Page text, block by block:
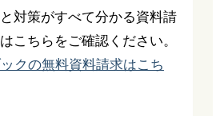
対策がすべて分かる資料請
こちらをご確認ください。
クの無料資料請求はこち